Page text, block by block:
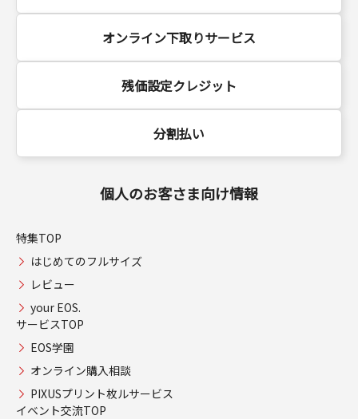
オンライン下取りサービス
残価設定クレジット
分割払い
個人のお客さま向け情報
特集TOP
はじめてのフルサイズ
レビュー
your EOS.
サービスTOP
EOS学園
オンライン購入相談
PIXUSプリント枚ルサービス
イベント交流TOP